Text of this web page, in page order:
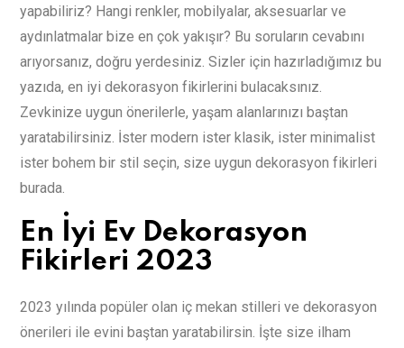
yapabiliriz? Hangi renkler, mobilyalar, aksesuarlar ve
aydınlatmalar bize en çok yakışır? Bu soruların cevabını
arıyorsanız, doğru yerdesiniz. Sizler için hazırladığımız bu
yazıda, en iyi dekorasyon fikirlerini bulacaksınız.
Zevkinize uygun önerilerle, yaşam alanlarınızı baştan
yaratabilirsiniz. İster modern ister klasik, ister minimalist
ister bohem bir stil seçin, size uygun dekorasyon fikirleri
burada.
En İyi Ev Dekorasyon
Fikirleri 2023
2023 yılında popüler olan iç mekan stilleri ve dekorasyon
önerileri ile evini baştan yaratabilirsin. İşte size ilham